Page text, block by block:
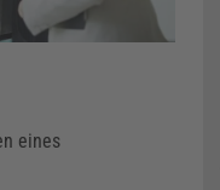
eines